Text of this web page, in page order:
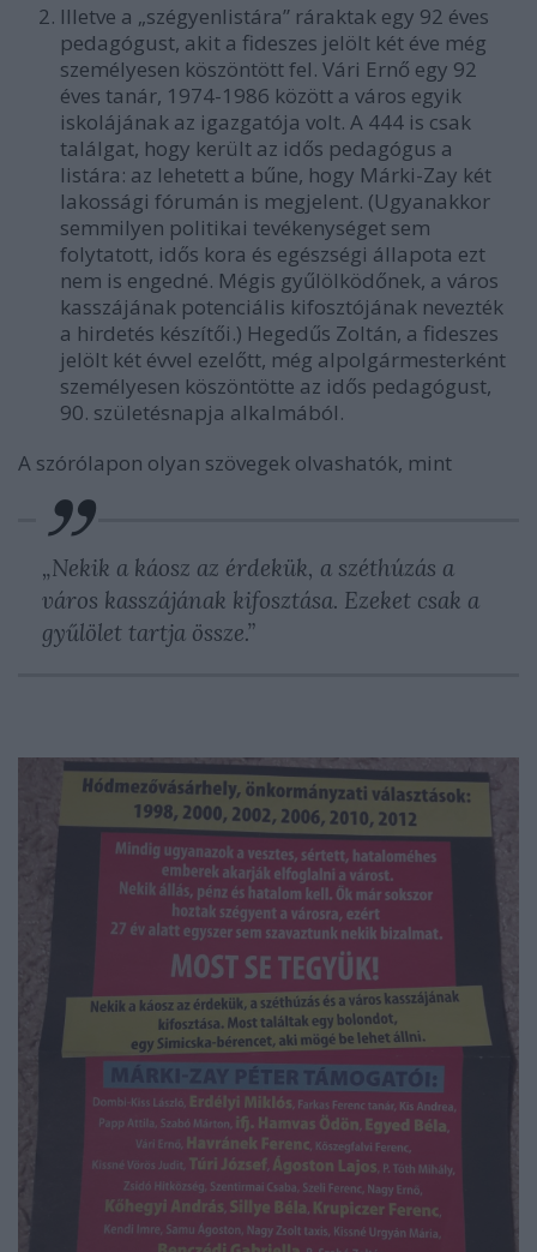
Illetve a „szégyenlistára” ráraktak egy 92 éves
pedagógust, akit a fideszes jelölt két éve még
személyesen köszöntött fel. Vári Ernő egy 92
éves tanár, 1974-1986 között a város egyik
iskolájának az igazgatója volt. A 444 is csak
találgat, hogy került az idős pedagógus a
listára: az lehetett a bűne, hogy Márki-Zay két
lakossági fórumán is megjelent. (Ugyanakkor
semmilyen politikai tevékenységet sem
folytatott, idős kora és egészségi állapota ezt
nem is engedné. Mégis gyűlölködőnek, a város
kasszájának potenciális kifosztójának nevezték
a hirdetés készítői.) Hegedűs Zoltán, a fideszes
jelölt két évvel ezelőtt, még alpolgármesterként
személyesen köszöntötte az idős pedagógust,
90. születésnapja alkalmából.
A szórólapon olyan szövegek olvashatók, mint
„Nekik a káosz az érdekük, a széthúzás a
város kasszájának kifosztása. Ezeket csak a
gyűlölet tartja össze.”